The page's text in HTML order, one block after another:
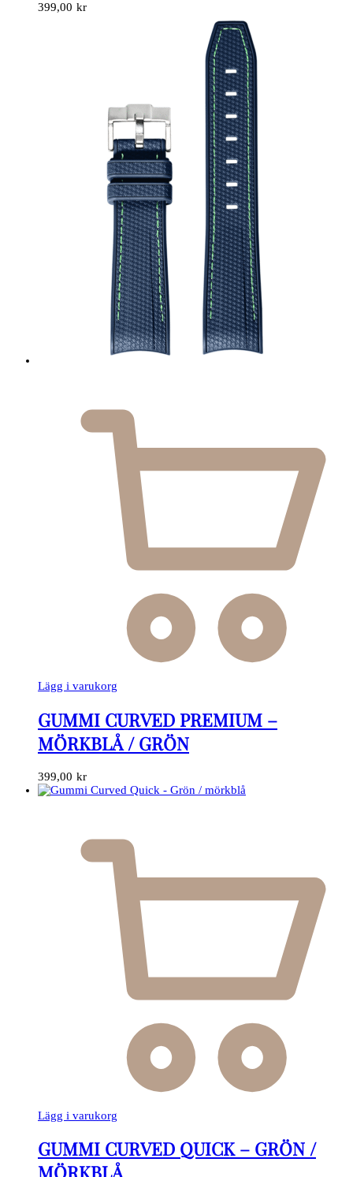
399,00 kr
Lägg i varukorg
GUMMI CURVED PREMIUM –
MÖRKBLÅ / GRÖN
399,00 kr
Lägg i varukorg
GUMMI CURVED QUICK – GRÖN /